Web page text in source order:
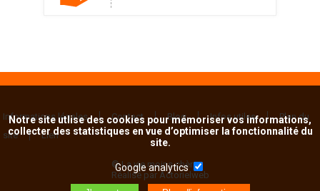
Informations légales Contact Blog Infos utiles
Plan du
site
Lien
© La vie moins chère
Réalisé par Actorielweb
Notre site utlise des cookies pour mémoriser vos informations,
collecter des statistiques en vue d’optimiser la fonctionnalité du
site.
Google analytics